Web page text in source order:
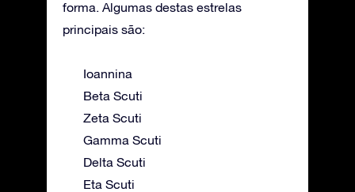
forma. Algumas destas estrelas
principais são:
Ioannina
Beta Scuti
Zeta Scuti
Gamma Scuti
Delta Scuti
Eta Scuti